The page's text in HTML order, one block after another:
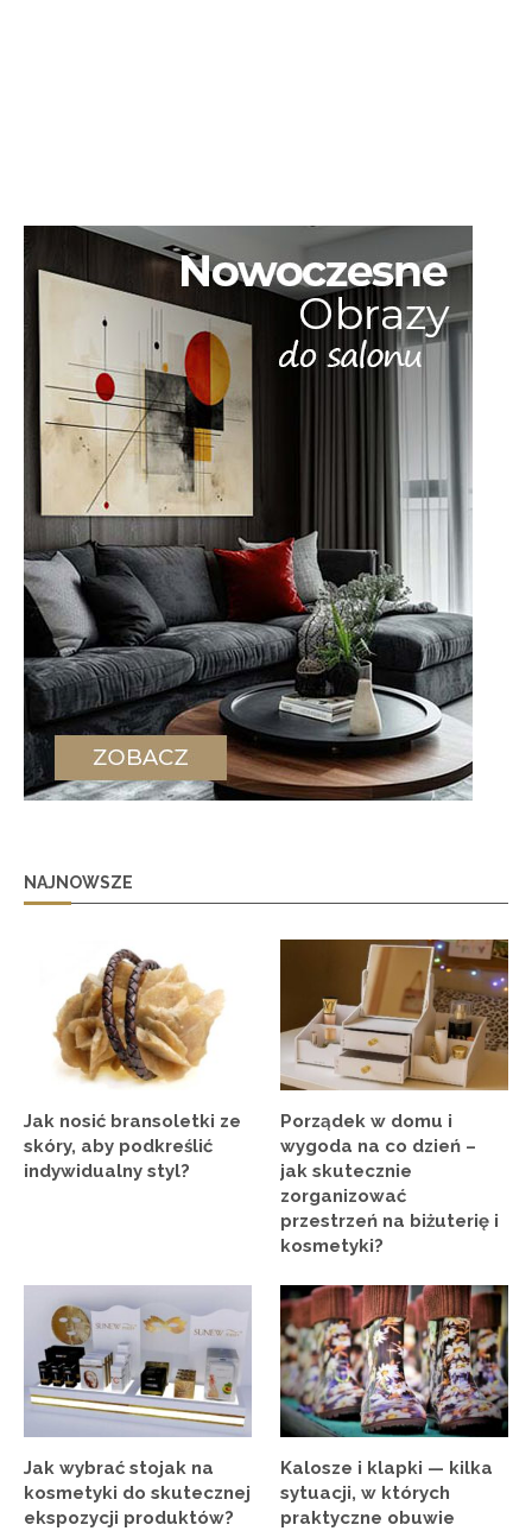
NAJNOWSZE
Jak nosić bransoletki ze
skóry, aby podkreślić
indywidualny styl?
Porządek w domu i
wygoda na co dzień –
jak skutecznie
zorganizować
przestrzeń na biżuterię i
kosmetyki?
Jak wybrać stojak na
kosmetyki do skutecznej
ekspozycji produktów?
Kalosze i klapki — kilka
sytuacji, w których
praktyczne obuwie